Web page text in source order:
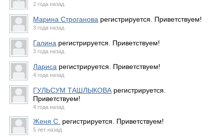
2 года назад
Марина Строганова регистрируется. Приветствуем!
3 года назад
Галина регистрируется. Приветствуем!
3 года назад
Лариса регистрируется. Приветствуем!
4 года назад
ГУЛЬСУМ ТАШЛЫКОВА регистрируется.
Приветствуем!
4 года назад
Женя С. регистрируется. Приветствуем!
5 лет назад